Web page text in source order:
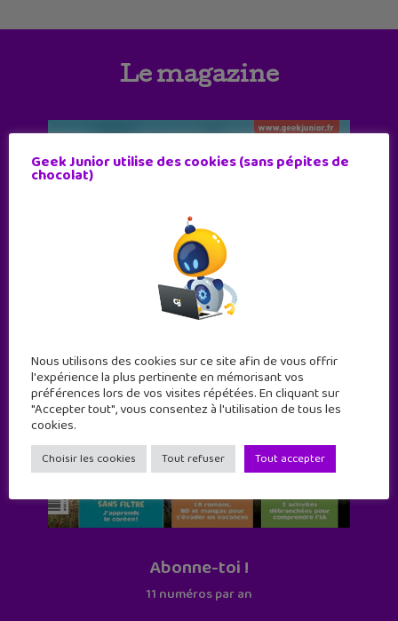
Le magazine
Abonne-toi !
11 numéros par an
Geek Junior utilise des cookies (sans pépites de
chocolat)
Nous utilisons des cookies sur ce site afin de vous offrir
l'expérience la plus pertinente en mémorisant vos
préférences lors de vos visites répétées. En cliquant sur
"Accepter tout", vous consentez à l'utilisation de tous les
cookies.
Choisir les cookies Tout refuser Tout accepter